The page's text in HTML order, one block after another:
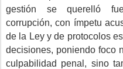
gestión se querelló
corrupción, con ímpetu
de la Ley y de protocolos
decisiones, poniendo foco
culpabilidad penal, sino